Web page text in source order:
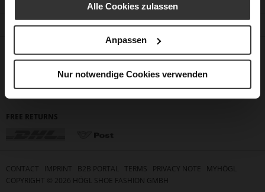
Alle Cookies zulassen
Anpassen
Nur notwendige Cookies verwenden
FIND A STORE
PAYMENT METHODS
FREE RETURNS
CONTACT IMPRINT B2B PORTAL TERMS PRIVACY NOTE
MYHÖGL
COPYRIGHT © 2026 HÖGL SHOE FASHION GMBH